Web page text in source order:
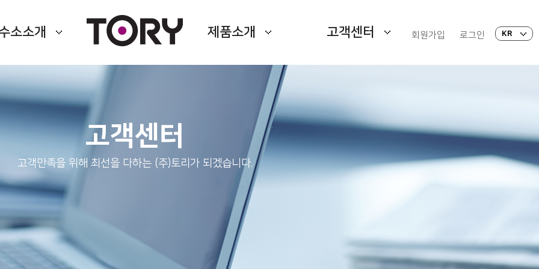
소소개 제품소개 고객센터 회원가입 로그인 KR
고객센터
고객만족을 위해 최선을 다하는 (주)토리가 되겠습니다.